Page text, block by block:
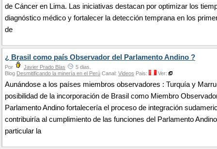
de Cáncer en Lima. Las iniciativas destacan por optimizar los
diagnóstico médico y fortalecer la detección temprana en los
de
¿ Brasil como país Observador del Parlamento Andino ?
Por Javier Prado Blas
5 dias.
Blog Desmitificando la minería en el Perú Canal: Videos Pais: Ver:
Aunándose a los países miembros observadores : Turquía y
posibilidad de la incorporación de Brasil como Miembro
Parlamento Andino fortalecería el proceso de integración
contribuiría al cumplimiento de las funciones del Parlamento
particular la